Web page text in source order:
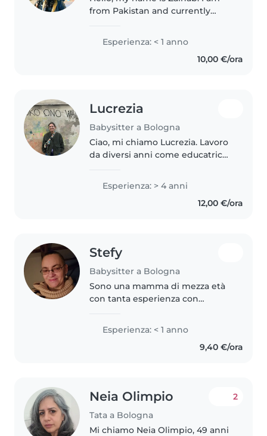
from Pakistan and currently
responsible, caring, and very
patient with children. I have
experience taking care of..
Esperienza: < 1 anno
10,00 €/ora
Lucrezia
Babysitter a Bologna
Ciao, mi chiamo Lucrezia. Lavoro
da diversi anni come educatrice
come tecnico ABA (RBT),
occupandomi quotidianamente
di bambini e ragazzi con bisogni..
Esperienza: > 4 anni
12,00 €/ora
Stefy
Babysitter a Bologna
Sono una mamma di mezza età
con tanta esperienza con
neonati agli adolescenti. Sono
divertente, amichevole e
paziente, e amo leggere storie e
Esperienza: < 1 anno
9,40 €/ora
Neia Olimpio
Tata a Bologna
2
Mi chiamo Neia Olimpio, 49 anni